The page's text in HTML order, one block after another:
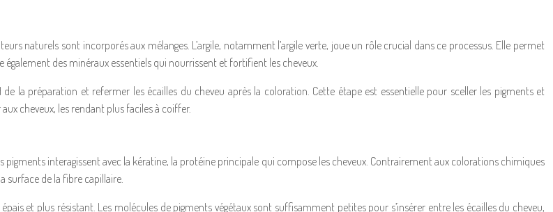
naturels sont incorporés aux mélanges. L’argile, notamment l’argile verte, joue un rôle crucial dans ce processus. Elle permet
des minéraux essentiels qui nourrissent et fortifient les cheveux.
la préparation et refermer les écailles du cheveu après la coloration. Cette étape est essentielle pour sceller les pigments et
cheveux, les rendant plus faciles à coiffer.
pigments interagissent avec la kératine, la protéine principale qui compose les cheveux. Contrairement aux colorations chimiques
surface de la fibre capillaire.
et plus résistant. Les molécules de pigments végétaux sont suffisamment petites pour s’insérer entre les écailles du cheveu,